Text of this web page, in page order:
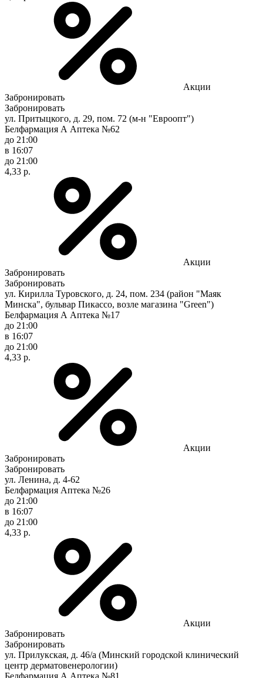
Акции
Забронировать
Забронировать
ул. Притыцкого, д. 29, пом. 72 (м-н "Евроопт")
Белфармация А Аптека №62
до 21:00
в 16:07
до 21:00
4,33 р.
Акции
Забронировать
Забронировать
ул. Кирилла Туровского, д. 24, пом. 234 (район "Маяк
Минска", бульвар Пикассо, возле магазина "Green")
Белфармация А Аптека №17
до 21:00
в 16:07
до 21:00
4,33 р.
Акции
Забронировать
Забронировать
ул. Ленина, д. 4-62
Белфармация Аптека №26
до 21:00
в 16:07
до 21:00
4,33 р.
Акции
Забронировать
Забронировать
ул. Прилукская, д. 46/а (Минский городской клинический
центр дерматовенерологии)
Белфармация А Аптека №81